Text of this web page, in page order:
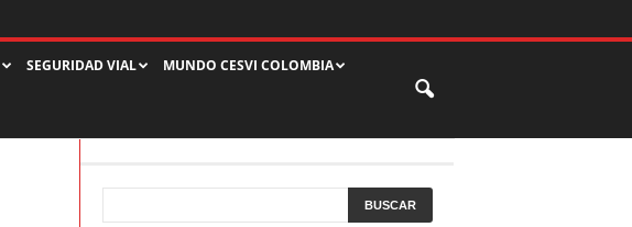
SEGURIDAD VIAL MUNDO CESVI COLOMBIA